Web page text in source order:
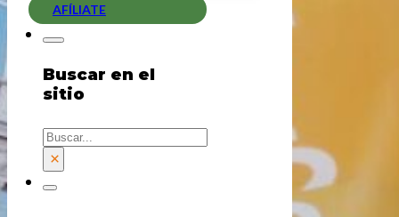
AFÍLIATE
Buscar en el
sitio
Buscar
×